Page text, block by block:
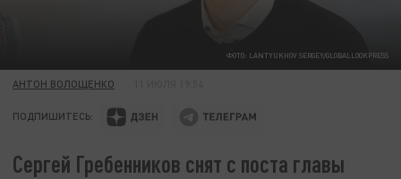
ФОТО: LANTYUKHOV SERGEY/GLOBALLOOKPRESS
АНТОН ВОЛОЩЕНКО
ПОДПИШИТЕСЬ:
Сергей Гребенников снят с поста главы